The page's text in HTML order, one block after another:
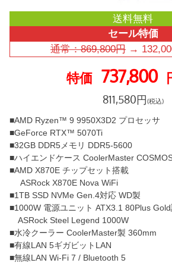
送料無料
セール特価
通常：869,800円 →
特価 737,800
811,580円(税込)
■AMD Ryzen™ 9 9950X3D2 プロセッサ
■GeForce RTX™ 5070Ti
■32GB DDR5メモリ DDR5-5600
■ハイエンドケース CoolerMaster
■AMD X870E チップセット搭載
ASRock X870E Nova WiFi
■1TB SSD NVMe Gen.4対応 WD製
■1000W 電源ユニット ATX3.1 80Plus
ASRock Steel Legend 1000W
■水冷クーラー CoolerMaster製 360mm
■有線LAN 5ギガビットLAN
■無線LAN Wi-Fi 7 / Bluetooth 5